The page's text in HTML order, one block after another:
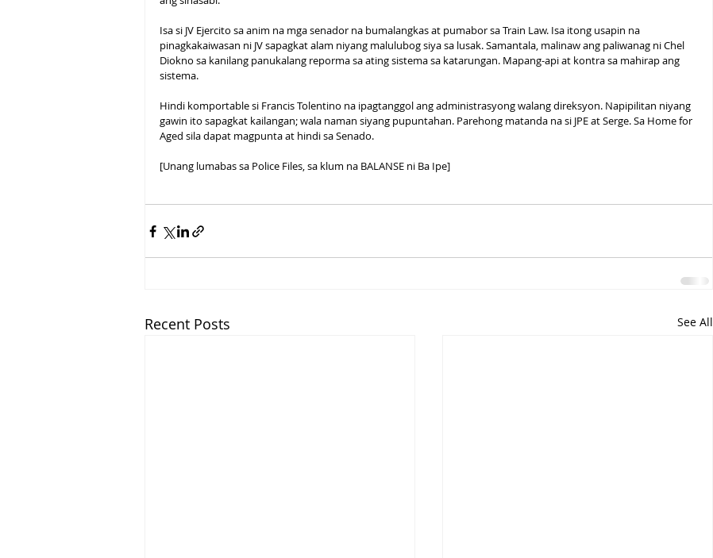
Isa si JV Ejercito sa anim na mga senador na bumalangkas at pumabor sa Train Law. Isa itong usapin na
pinagkakaiwasan ni JV sapagkat alam niyang malulubog siya sa lusak. Samantala, malinaw ang paliwanag ni Chel
Diokno sa kanilang panukalang reporma sa ating sistema sa katarungan. Mapang-api at kontra sa mahirap ang
sistema.
Hindi komportable si Francis Tolentino na ipagtanggol ang administrasyong walang direksyon. Napipilitan niyang
gawin ito sapagkat kailangan; wala naman siyang pupuntahan. Parehong matanda na si JPE at Serge. Sa Home for
Aged sila dapat magpunta at hindi sa Senado.
[Unang lumabas sa Police Files, sa klum na BALANSE ni Ba Ipe]
Recent Posts See All